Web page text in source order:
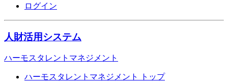
ログイン
人財活用システム
ハーモスタレントマネジメント
ハーモスタレントマネジメント トップ